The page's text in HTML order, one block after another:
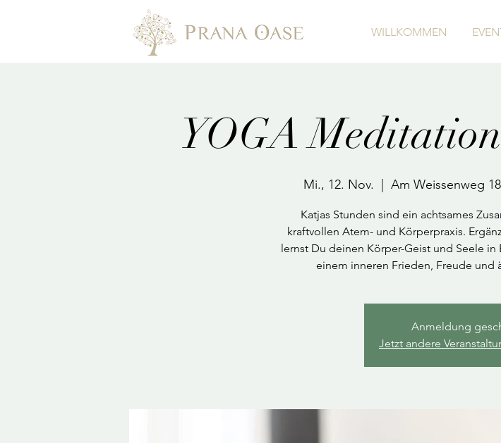
WILLKOMMEN
YOGA
Mi., 12. Nov. Am Weissenweg
Katjas Stunden sind ein achtsames
kraftvollen Atem- und Körperpraxis.
lernst Du deinen Körper-Geist und Seele in
einem inneren Frieden, Freude und
Anmeldung
Jetzt andere